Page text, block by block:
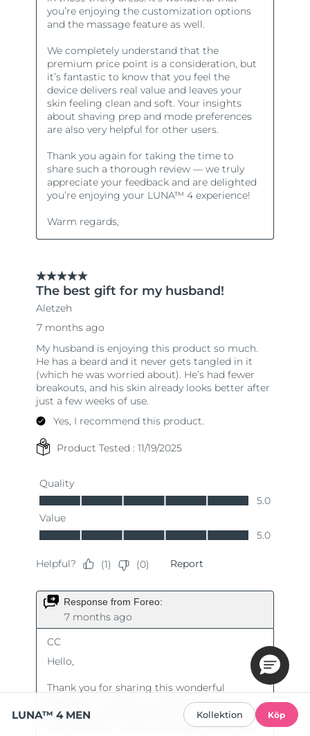
LUNA™ 4 MEN Kollektion Köp